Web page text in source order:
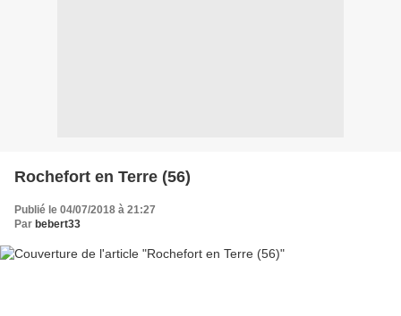
Rochefort en Terre (56)
Publié le 04/07/2018 à 21:27
Par bebert33